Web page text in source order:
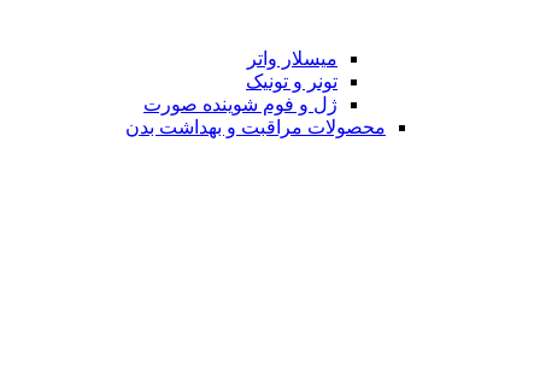
میسلار واتر
تونر و تونیک
ژل و فوم شوینده صورت
محصولات مراقبت و بهداشت بدن